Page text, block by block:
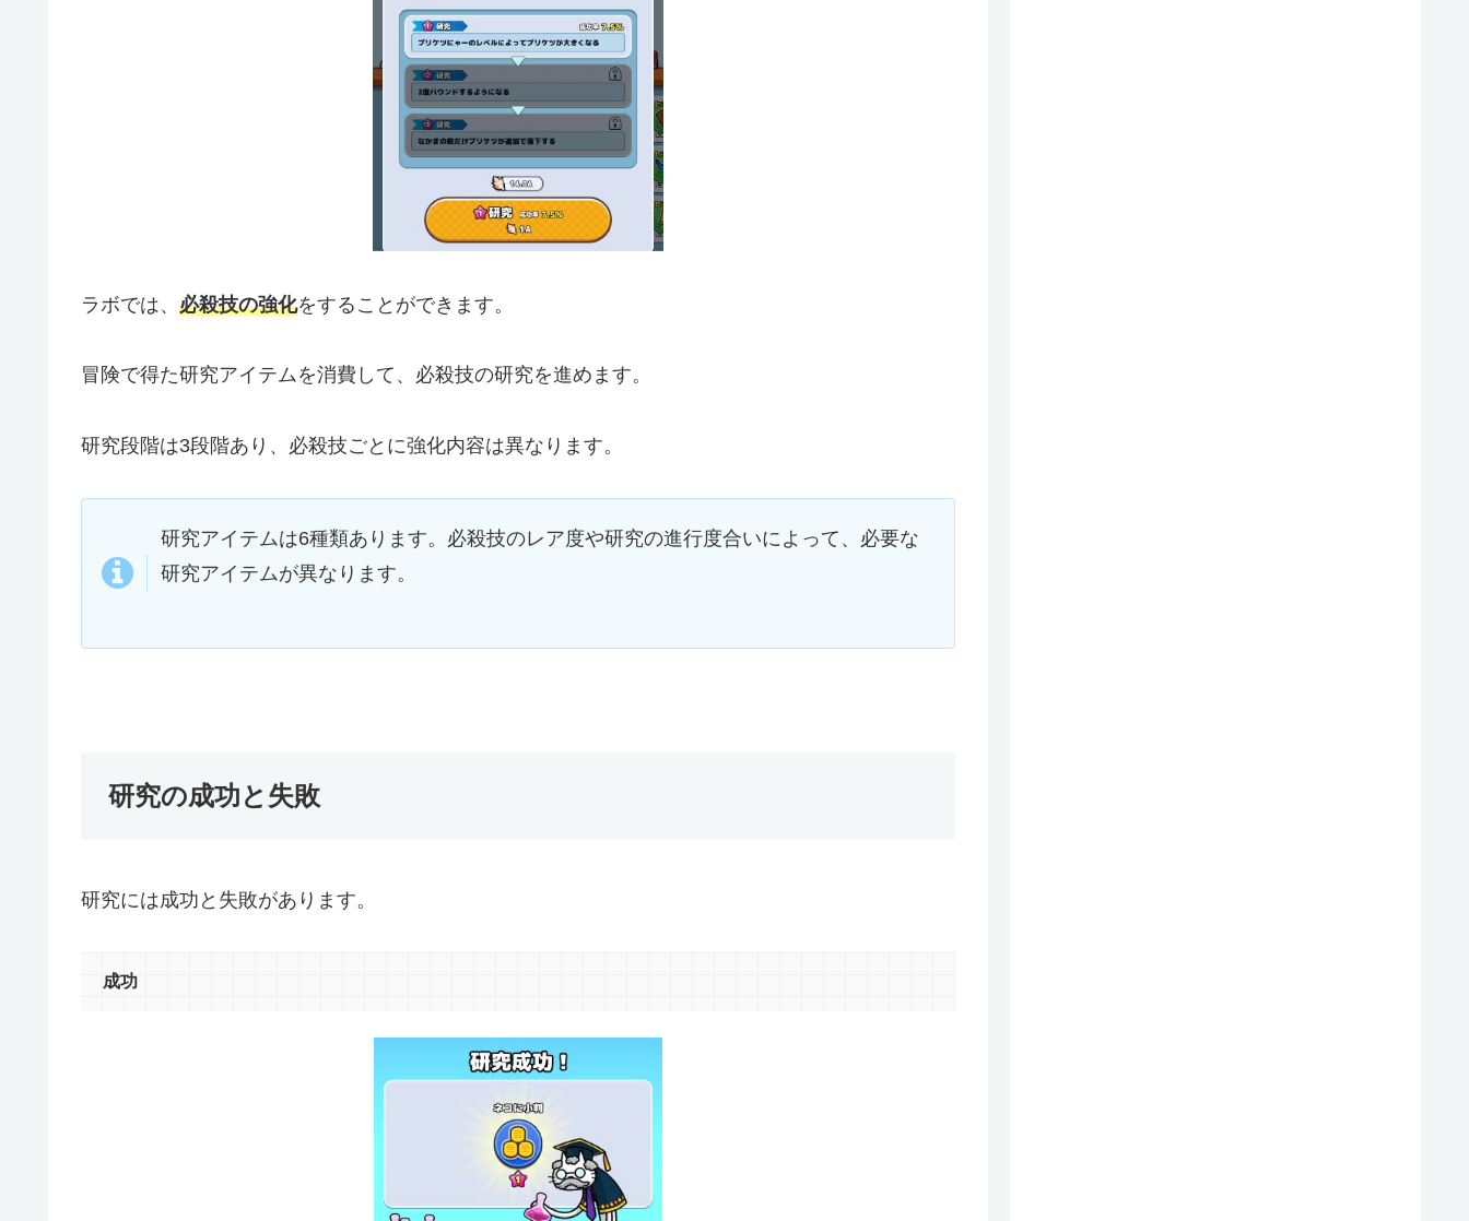
ラボでは、 必殺技の強化をすることができます。
冒険で得た研究アイテムを消費して、必殺技の研究を進めます。
研究段階は3段階あり、必殺技ごとに強化内容は異なります。
研究アイテムは6種類あります。必殺技のレア度や研究の進行度合いによって、必要な
研究アイテムが異なります。
研究の成功と失敗
研究には成功と失敗があります。
成功